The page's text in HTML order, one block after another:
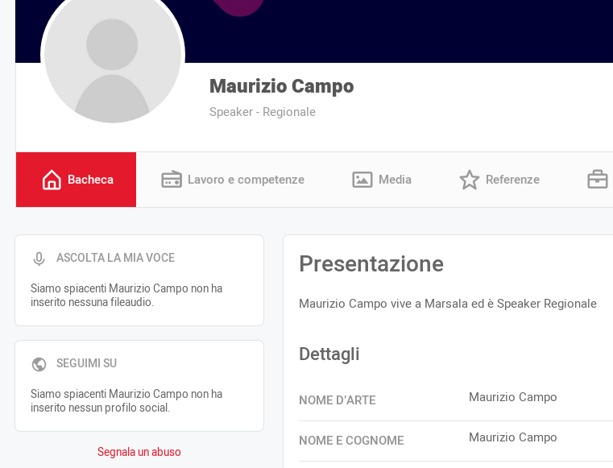
Maurizio Campo
Speaker - Regionale
Bacheca Lavoro e competenze Media Referenze
ASCOLTA LA MIA VOCE
Siamo spiacenti Maurizio Campo non ha
inserito nessuna fileaudio.
SEGUIMI SU
Siamo spiacenti Maurizio Campo non ha
inserito nessun profilo social.
Segnala un abuso
Presentazione
Maurizio Campo vive a Marsala ed è Speaker Regionale
Dettagli
NOME D’ARTE Maurizio Campo
NOME E COGNOME Maurizio Campo